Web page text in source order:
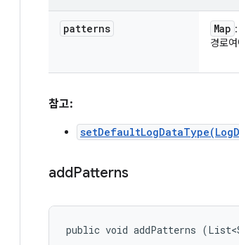
patterns Map
경로
참고:
addPatterns
public void addPatterns